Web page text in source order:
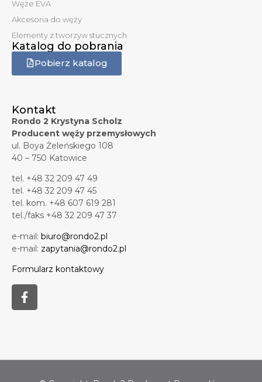
Węże EVA
Akcesoria do węży
Elementy z tworzyw stucznych
Katalog do pobrania
Pobierz katalog
Kontakt
Rondo 2 Krystyna Scholz
Producent węży przemysłowych
ul. Boya Żeleńskiego 108
40 – 750 Katowice
tel. +48 32 209 47 49
tel. +48 32 209 47 45
tel. kom. +48 607 619 281
tel./faks +48 32 209 47 37
e-mail: biuro@rondo2.pl
e-mail: zapytania@rondo2.pl
Formularz kontaktowy